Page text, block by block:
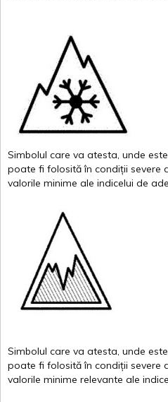
Simbolul care va atesta, unde este
poate fi folosită în condiții severe
valorile minime ale indicelui de
Simbolul care va atesta, unde este
poate fi folosită în condiții severe
valorile minime relevante ale